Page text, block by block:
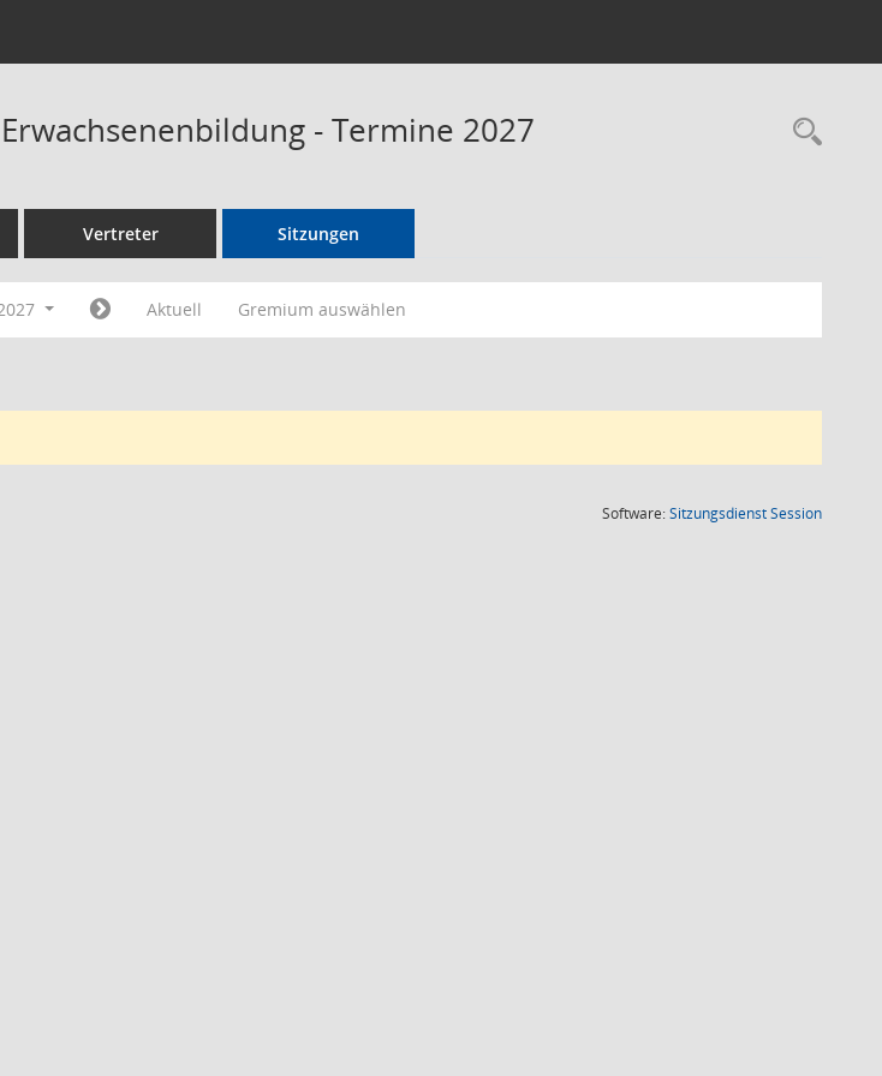
- Termine 2027
Vertreter Sitzungen
Aktuell Gremium auswählen
Software:SitzungsdienstSession(Wird in